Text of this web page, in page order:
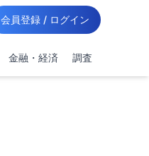
会員登録 / ログイン
金融・経済 調査